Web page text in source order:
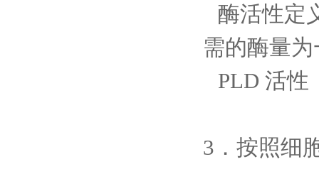
酶活性定
需的酶量
PLD 活性
3．按照细